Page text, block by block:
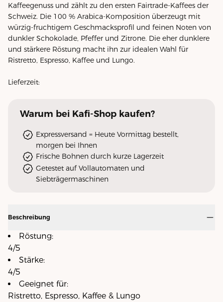
Kaffeegenuss und zählt zu den ersten Fairtrade-Kaffees der
Schweiz. Die 100 % Arabica-Komposition überzeugt mit
würzig-fruchtigem Geschmacksprofil und feinen Noten von
dunkler Schokolade, Pfeffer und Zitrone. Die eher dunklere
und stärkere Röstung macht ihn zur idealen Wahl für
Ristretto, Espresso, Kaffee und Lungo.
Lieferzeit:
Warum bei Kafi-Shop kaufen?
Expressversand = Heute Vormittag bestellt,
morgen bei Ihnen
Frische Bohnen durch kurze Lagerzeit
Getestet auf Vollautomaten und
Siebträgermaschinen
Beschreibung
Röstung:
4/5
Stärke:
4/5
Geeignet für:
Ristretto, Espresso, Kaffee & Lungo